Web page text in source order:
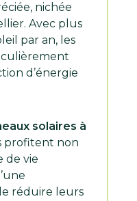
nichée
Avec plus
par an, les
d’énergie
solaires à
profitent non
de vie
réduire leurs